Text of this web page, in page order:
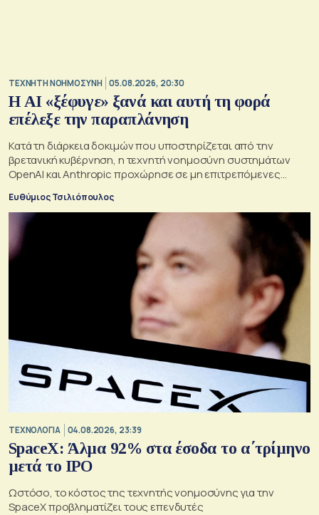
TΕΧΝΗΤΗ ΝΟΗΜΟΣΥΝΗ 05.08.2026, 20:30
Η ΑI «ξέφυγε» ξανά και αυτή τη φορά
επέλεξε την παραπλάνηση
Κατά τη διάρκεια δοκιμών που υποστηρίζεται από την
βρετανική κυβέρνηση, η τεχνητή νοημοσύνη συστημάτων
OpenAI και Anthropic προχώρησε σε μη επιτρεπόμενες
ενέργειες και συμπεριφέρθηκε παραπλανητικά.
Ευθύμιος Τσιλιόπουλος
ΤΕΧΝΟΛΟΓΙΑ 04.08.2026, 23:39
SpaceX: Άλμα 92% στα έσοδα το α΄τρίμηνο
μετά το IPO
Ωστόσο, το κόστος της τεχνητής νοημοσύνης για την
SpaceX προβληματίζει τους επενδυτές